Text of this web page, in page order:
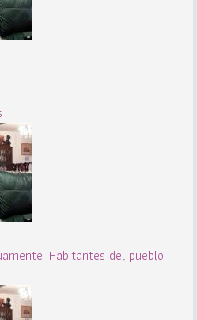
Habitantes del pueblo.